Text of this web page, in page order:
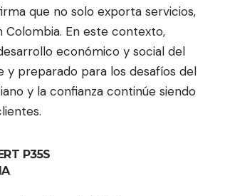
que no solo exporta servicios,
En este contexto,
económico y social del
y preparado para los desafíos del
y la confianza continúe siendo
P35S